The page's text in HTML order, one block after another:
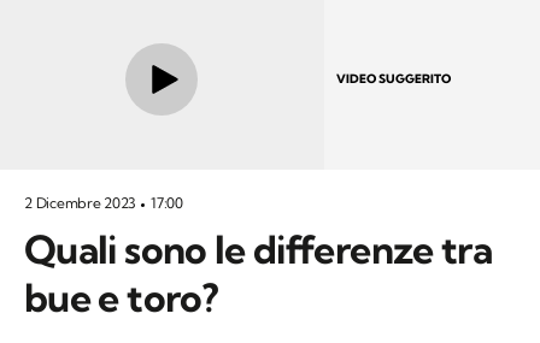
VIDEO SUGGERITO
2 Dicembre 2023 17:00
Quali sono le differenze tra
bue e toro?